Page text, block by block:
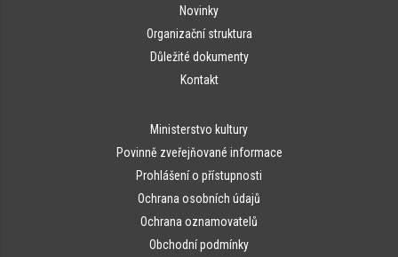
Novinky
Organizační struktura
Důležité dokumenty
Kontakt
Ministerstvo kultury
Povinně zveřejňované informace
Prohlášení o přístupnosti
Ochrana osobních údajů
Ochrana oznamovatelů
Obchodní podmínky